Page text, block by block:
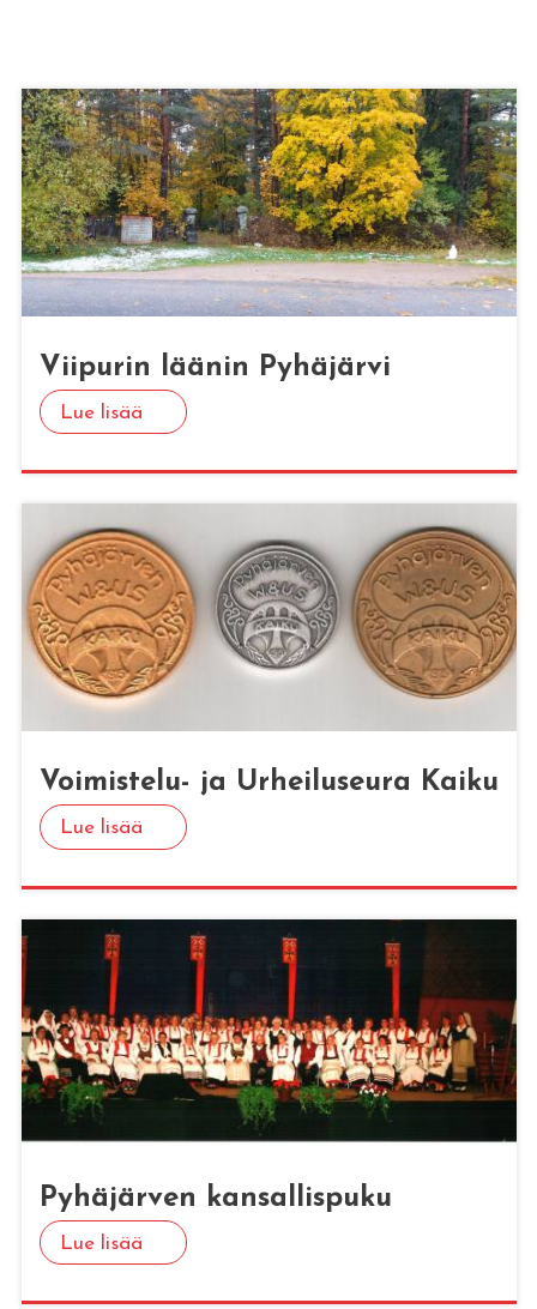
Vii­pu­rin lää­nin Py­hä­jär­vi
Lue lisää
Voi­mis­te­lu- ja Ur­hei­luseu­ra Kaiku
Lue lisää
Py­hä­jär­ven kan­sal­lis­pu­ku
Lue lisää